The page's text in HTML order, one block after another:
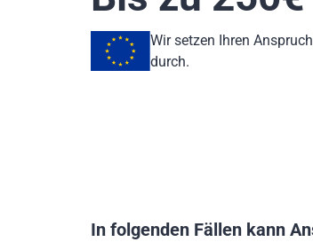
Wir setzen Ihren
durch.
In folgenden Fällen kann